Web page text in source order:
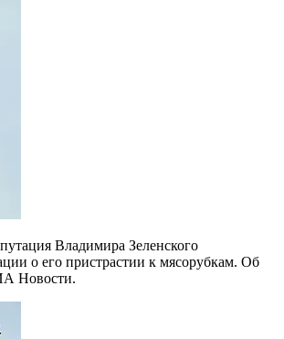
о его пристрастии к мясорубкам. Об
Новости.